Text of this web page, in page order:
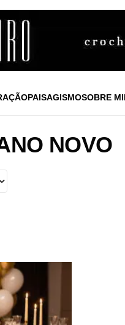
PAISAGISMOSOBRE
NOVO